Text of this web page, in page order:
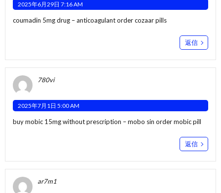
2025年6月29日 7:16 AM
coumadin 5mg drug –anticoagulantorder cozaar pills
返信
780vi
2025年7月1日 5:00 AM
buy mobic 15mg without prescription –mobo sin order mobic pill
返信
ar7m1